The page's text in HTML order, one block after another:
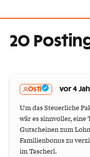
20
Osti vor 4
Um das Steuerliche
wär es sinnvoller, eine
Gutscheinen zum
Familienbonus zu
im Tascherl.